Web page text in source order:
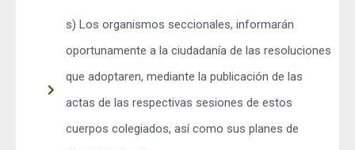
s) Los organismos seccionales, informarán
oportunamente a la ciudadanía de las resoluciones
que adoptaren, mediante la publicación de las
actas de las respectivas sesiones de estos
cuerpos colegiados, así como sus planes de